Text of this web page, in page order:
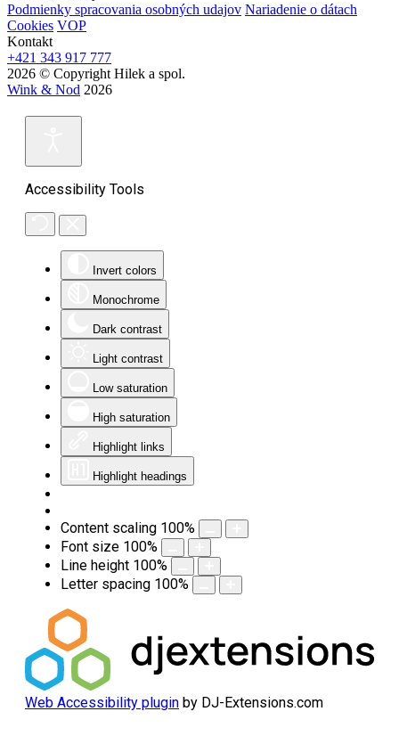
Podmienky spracovania osobných udajov Nariadenie o dátach
Cookies VOP
Kontakt
+421 343 917 777
2026 © Copyright Hilek a spol.
Wink & Nod 2026
Accessibility Tools
Invert colors
Monochrome
Dark contrast
Light contrast
Low saturation
High saturation
Highlight links
Highlight headings
Content scaling 100%
Font size 100%
Line height 100%
Letter spacing 100%
Web Accessibility plugin by DJ-Extensions.com